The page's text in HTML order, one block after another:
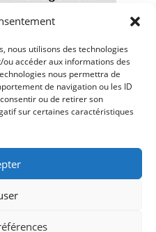
nous utilisons des technologies
accéder aux informations des
nous permettra de
de navigation ou les ID
ou de retirer son
sur certaines caractéristiques